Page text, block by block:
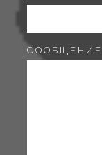
СООБЩЕНИЕ